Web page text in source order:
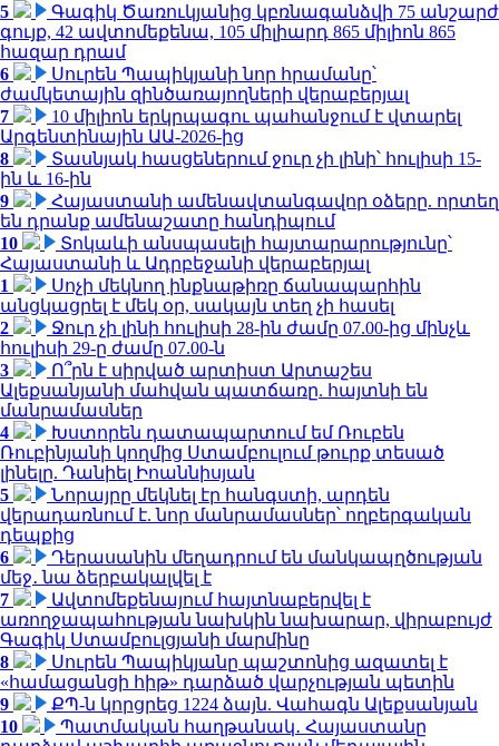
5
Գագիկ Ծառուկյանից կբռնագանձվի 75 անշարժ
գույք, 42 ավտոմեքենա, 105 միլիարդ 865 միլիոն 865
հազար դրամ
6
Սուրեն Պապիկյանի նոր հրամանը՝
ժամկետային զինծառայողների վերաբերյալ
7
10 միլիոն երկրպագու պահանջում է վտարել
Արգենտինային ԱԱ-2026-ից
8
Տասնյակ հասցեներում ջուր չի լինի՝ հուլիսի 15-
ին և 16-ին
9
Հայաստանի ամենավտանգավոր օձերը. որտեղ
են դրանք ամենաշատը հանդիպում
10
Տոկաևի անսպասելի հայտարարությունը՝
Հայաստանի և Ադրբեջանի վերաբերյալ
1
Սոչի մեկնող ինքնաթիռը ճանապարհին
անցկացրել է մեկ օր, սակայն տեղ չի հասել
2
Ջուր չի լինի հուլիսի 28-ին ժամը 07.00-ից մինչև
հուլիսի 29-ը ժամը 07.00-ն
3
Ո՞րն է սիրված արտիստ Արտաշես
Ալեքսանյանի մահվան պատճառը. հայտնի են
մանրամասներ
4
Խստորեն դատապարտում եմ Ռուբեն
Ռուբինյանի կողմից Ստամբուլում թուրք տեսած
լինելը. Դանիել Իոաննիսյան
5
Նորայրը մեկնել էր հանգստի, արդեն
վերադառնում է. նոր մանրամասներ՝ ողբերգական
դեպքից
6
Դերասանին մեղադրում են մանկապղծության
մեջ․ նա ձերբակալվել է
7
Ավտոմեքենայում հայտնաբերվել է
առողջապահության նախկին նախարար, վիրաբույժ
Գագիկ Ստամբուլցյանի մարմինը
8
Սուրեն Պապիկյանը պաշտոնից ազատել է
«համացանցի հիթ» դարձած վարչության պետին
9
ՔՊ-ն կորցրեց 1224 ձայն. Վահագն Ալեքսանյան
10
Պատմական հաղթանակ․ Հայաստանը